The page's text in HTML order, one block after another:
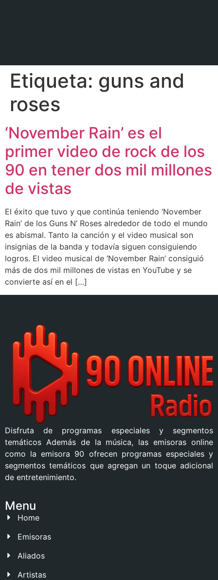
Etiqueta: guns and
roses
‘November Rain’ es el
primer video de rock de los
90 en tener dos mil millones
de vistas
El éxito que tuvo y que continúa teniendo ‘November
Rain’ de los Guns N’ Roses alrededor de todo el mundo
es abismal. Tanto la canción y el video musical son
insignias de la banda y todavía siguen consiguiendo
logros. El video musical de ‘November Rain’ consiguió
más de dos mil millones de vistas en YouTube y se
convierte así en el […]
Disfruta de programas especiales y segmentos
temáticos Además de la música, las emisoras online
como la emisora 90 ofrecen programas especiales y
segmentos temáticos que agregan un toque adicional
de entretenimiento.
Menu
Home
Emisoras
Aliados
Artistas